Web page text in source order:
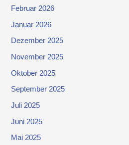
Februar 2026
Januar 2026
Dezember 2025
November 2025
Oktober 2025
September 2025
Juli 2025
Juni 2025
Mai 2025